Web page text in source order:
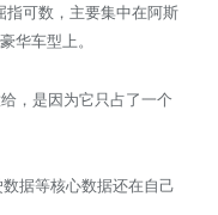
可数，主要集中在阿斯
华车型上。
，是因为它只占了一个
据等核心数据还在自己